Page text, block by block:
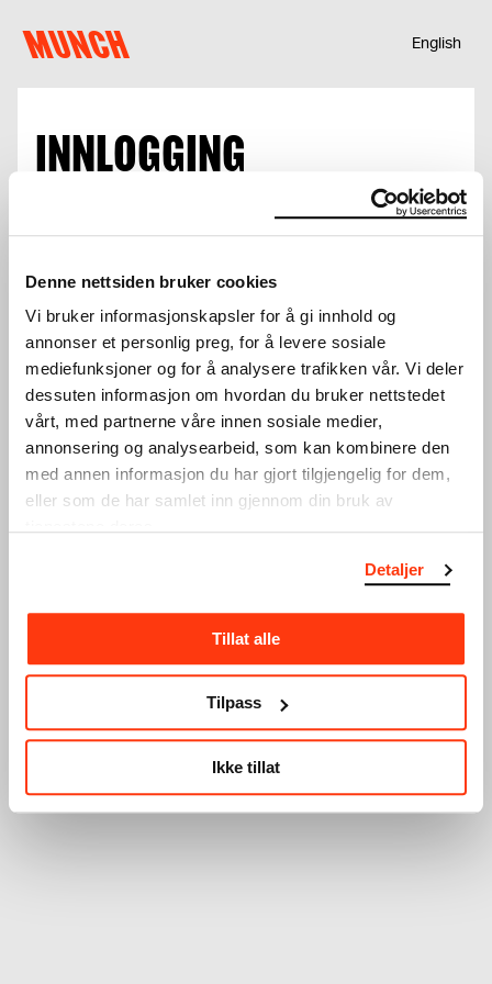
Denne nettsiden bruker cookies
Vi bruker informasjonskapsler for å gi innhold og
annonser et personlig preg, for å levere sosiale
mediefunksjoner og for å analysere trafikken vår. Vi deler
dessuten informasjon om hvordan du bruker nettstedet
vårt, med partnerne våre innen sosiale medier,
annonsering og analysearbeid, som kan kombinere den
med annen informasjon du har gjort tilgjengelig for dem,
eller som de har samlet inn gjennom din bruk av
Detaljer
Tillat alle
Tilpass
Ikke tillat
MUNCH English
INNLOGGING
Passord
Logg inn